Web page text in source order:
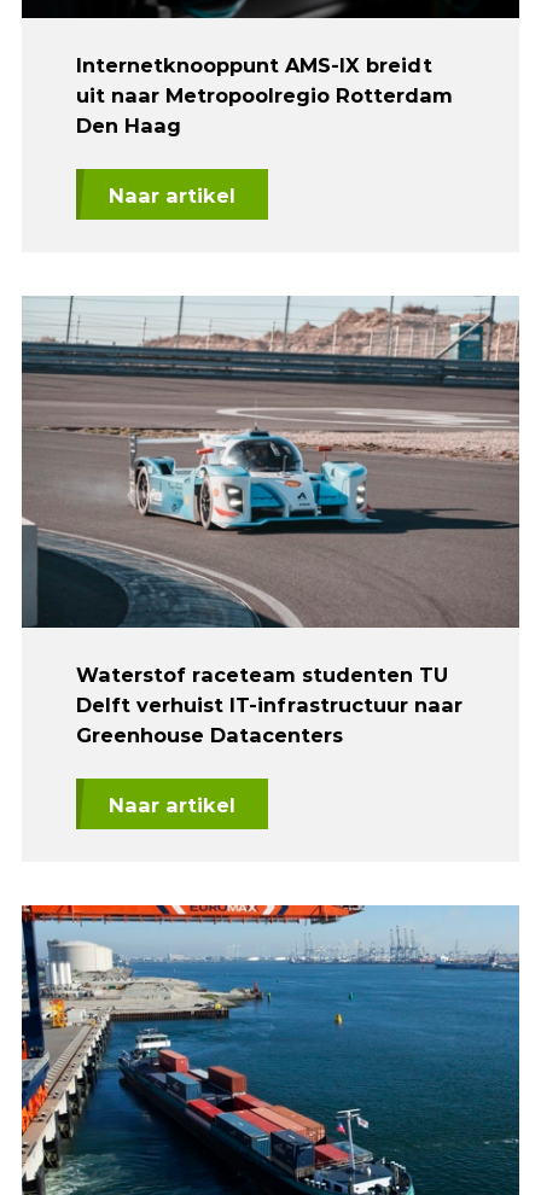
Internetknooppunt AMS-IX breidt
uit naar Metropoolregio Rotterdam
Den Haag
Naar artikel
Waterstof raceteam studenten TU
Delft verhuist IT-infrastructuur naar
Greenhouse Datacenters
Naar artikel